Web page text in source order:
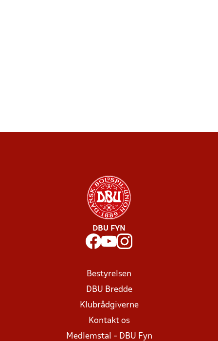
DBU FYN
Bestyrelsen
DBU Bredde
Klubrådgiverne
Kontakt os
Medlemstal - DBU Fyn